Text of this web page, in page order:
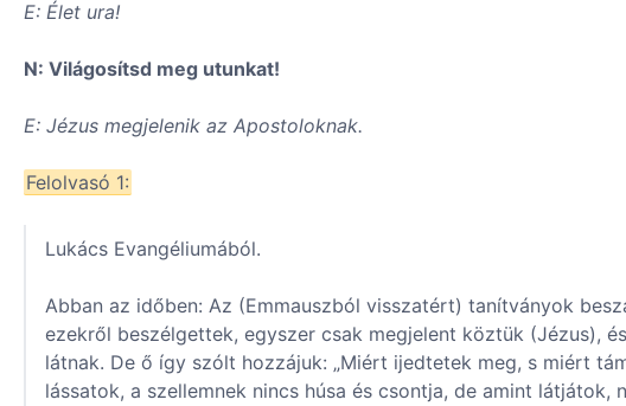
E: Élet ura!
N: Világosítsd meg utunkat!
E: Jézus megjelenik az Apostoloknak.
Felolvasó 1:
Lukács Evangéliumából.
Abban az időben: Az (Emmauszból visszatért) tanítványok
ezekről beszélgettek, egyszer csak megjelent köztük (Jézus),
látnak. De ő így szólt hozzájuk: „Miért ijedtetek meg, s miért
lássatok, a szellemnek nincs húsa és csontja, de amint